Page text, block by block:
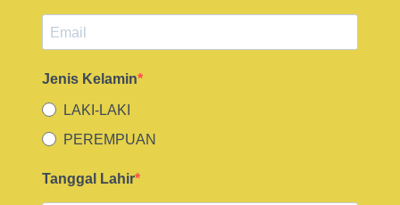
Jenis Kelamin
LAKI-LAKI
PEREMPUAN
Tanggal Lahir